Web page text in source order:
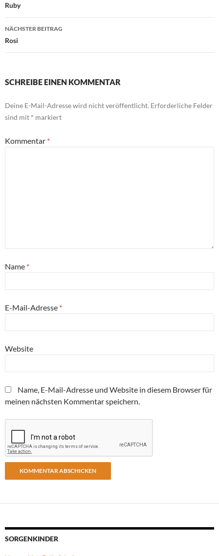
Ruby
NÄCHSTER BEITRAG
Rosi
SCHREIBE EINEN KOMMENTAR
Deine E-Mail-Adresse wird nicht veröffentlicht. Erforderliche Felder
sind mit * markiert
Kommentar *
Name *
E-Mail-Adresse *
Website
Name, E-Mail-Adresse und Website in diesem Browser für
meinen nächsten Kommentar speichern.
SORGENKINDER